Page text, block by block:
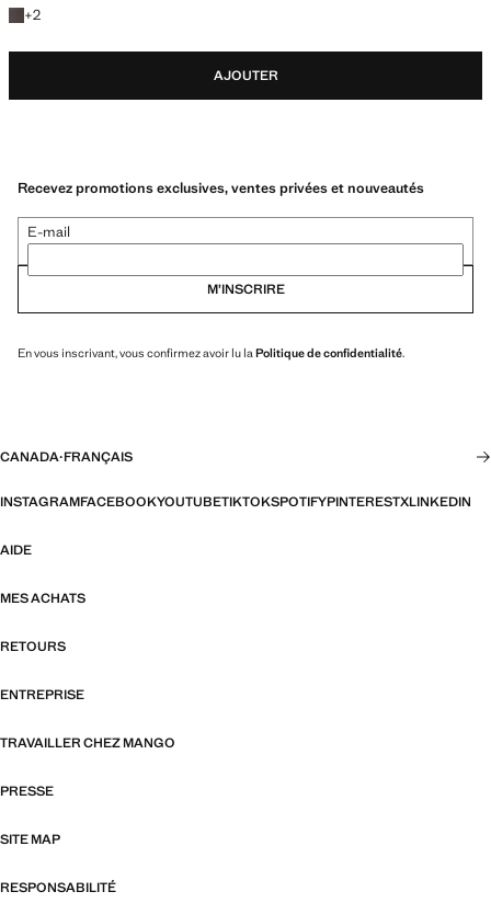
+2
+2 couleurs
AJOUTER
Recevez promotions exclusives, ventes privées et nouveautés
E-mail
M’INSCRIRE
En vous inscrivant, vous confirmez avoir lu la Politique de confidentialité.
CANADA·FRANÇAIS
INSTAGRAMFACEBOOKYOUTUBETIKTOKSPOTIFYPINTERESTXLINKEDIN
AIDE
MES ACHATS
RETOURS
ENTREPRISE
TRAVAILLER CHEZ MANGO
PRESSE
SITE MAP
RESPONSABILITÉ